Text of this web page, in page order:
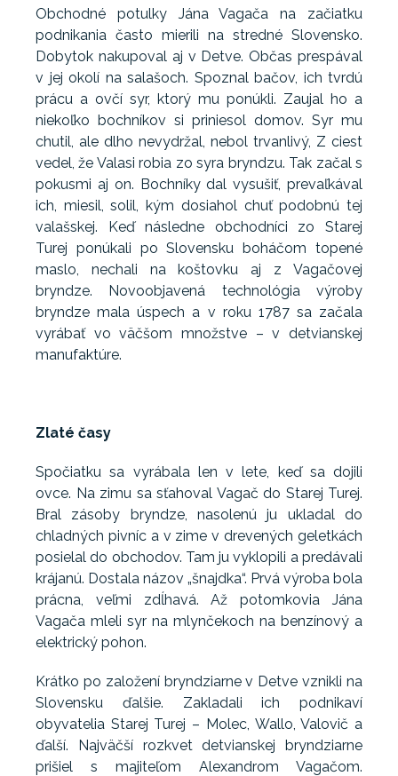
Obchodné potulky Jána Vagača na začiatku
podnikania často mierili na stredné Slovensko.
Dobytok nakupoval aj v Detve. Občas prespával
v jej okolí na salašoch. Spoznal bačov, ich tvrdú
prácu a ovčí syr, ktorý mu ponúkli. Zaujal ho a
niekoľko bochníkov si priniesol domov. Syr mu
chutil, ale dlho nevydržal, nebol trvanlivý, Z ciest
vedel, že Valasi robia zo syra bryndzu. Tak začal s
pokusmi aj on. Bochníky dal vysušiť, prevaľkával
ich, miesil, solil, kým dosiahol chuť podobnú tej
valašskej. Keď následne obchodníci zo Starej
Turej ponúkali po Slovensku boháčom topené
maslo, nechali na koštovku aj z Vagačovej
bryndze. Novoobjavená technológia výroby
bryndze mala úspech a v roku 1787 sa začala
vyrábať vo väčšom množstve – v detvianskej
manufaktúre.
Zlaté časy
Spočiatku sa vyrábala len v lete, keď sa dojili
ovce. Na zimu sa sťahoval Vagač do Starej Turej.
Bral zásoby bryndze, nasolenú ju ukladal do
chladných pivníc a v zime v drevených geletkách
posielal do obchodov. Tam ju vyklopili a predávali
krájanú. Dostala názov „šnajdka“. Prvá výroba bola
prácna, veľmi zdĺhavá. Až potomkovia Jána
Vagača mleli syr na mlynčekoch na benzínový a
elektrický pohon.
Krátko po založení bryndziarne v Detve vznikli na
Slovensku ďalšie. Zakladali ich podnikaví
obyvatelia Starej Turej – Molec, Wallo, Valovič a
ďalší. Najväčší rozkvet detvianskej bryndziarne
prišiel s majiteľom Alexandrom Vagačom.